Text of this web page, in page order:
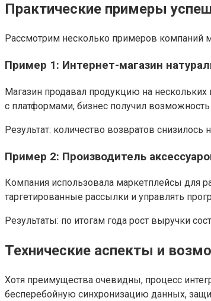
Практические примеры
Рассмотрим несколько примеров компаний
Пример 1: Интернет-магазин
Магазин продавал продукцию на
с платформами, бизнес получил возможность
Результат: количество возвратов снизилось
Пример 2: Производитель
Компания использовала маркетплейсы для
таргетированные рассылки и управлять
Результаты: по итогам года рост выручки
Технические аспекты и
Хотя преимущества очевидны, процесс
бесперебойную синхронизацию данных,